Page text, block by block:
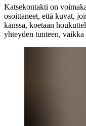
Katsekontakti on
osoittaneet, että kuvat,
kanssa, koetaan
yhteyden tunteen, vaikka